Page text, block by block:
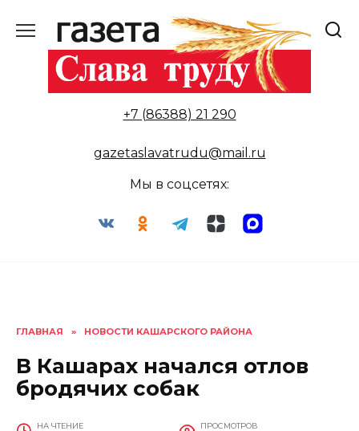
содержанию
+7 (86388) 21 290
gazetaslavatrudu@mail.ru
Мы в соцсетях:
ГЛАВНАЯ » НОВОСТИ КАШАРСКОГО РАЙОНА
В Кашарах начался отлов
бродячих собак
НА ЧТЕНИЕ ПРОСМОТРОВ